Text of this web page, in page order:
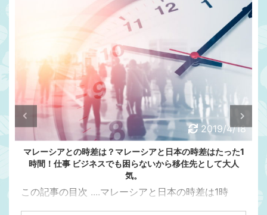
2019/4/18
マレーシアとの時差は？マレーシアと日本の時差はたった1
時間！仕事 ビジネスでも困らないから移住先として大人
気。
この記事の目次 ....マレーシアと日本の時差は1時